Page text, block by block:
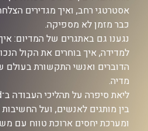
אסטרטגי רחב, ואיך מגדירים
כבר מזמן לא מספיקה.
נגענו גם באתגרים של המדיום:
למדידה, איך בוחרים את הקול
הדוברים ואנשי התקשורת בעולם
מדיה.
בין מותגים לאנשים, ועל
ומערכת יחסים ארוכת טווח עם